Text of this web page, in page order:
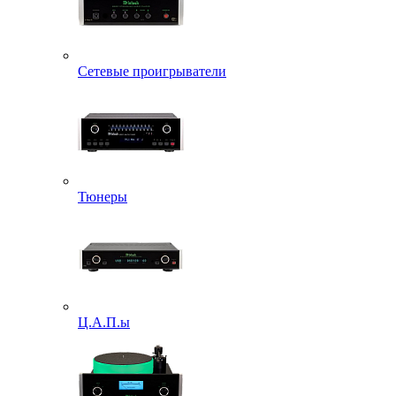
Сетевые проигрыватели
Тюнеры
Ц.А.П.ы